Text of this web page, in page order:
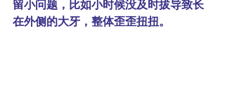
留小问题，比如小时候没及时拔导致长
在外侧的大牙，整体歪歪扭扭。